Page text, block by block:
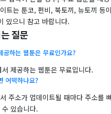
트는 툰코, 펀비, 북토끼, 뉴토끼 등
있으니 참고 바랍니다.
질문
공하는 웹툰은 무료인가요?
제공하는 웹툰은 무료입니다.
어떡하나요?
주소가 업데이트될 때마다 주소를
있습니다.